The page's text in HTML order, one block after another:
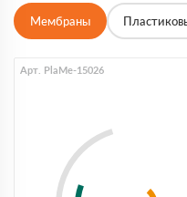
Мембраны
Арт. PlaMe-15026